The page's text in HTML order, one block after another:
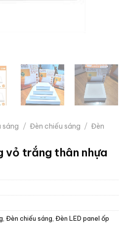
sáng / Đèn chiếu sáng / Đèn
vỏ trắng thân nhựa
Đèn chiếu sáng Đèn LED panel ốp